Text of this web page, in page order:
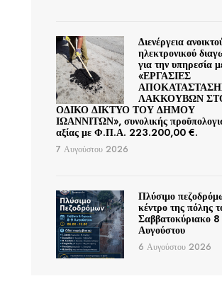
Διενέργεια
ηλεκτρονικού
για την υπηρεσία
«ΕΡΓΑΣΙΕΣ
ΛΑΚΚΟΥΒΩΝ
ΟΔΙΚΟ ΔΙΚΤΥΟ ΤΟΥ ΔΗΜΟΥ
ΙΩΑΝΝΙΤΩΝ», συνολικής
αξίας με Φ.Π.Α. 223.200,00 €.
7 Αυγούστου 2026
Πλύσιμο
κέντρο της πόλης
Σαββατοκύριακο
Αυγούστου
6 Αυγούστου 2026